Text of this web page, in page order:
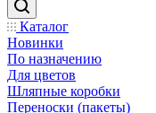
Каталог
Новинки
По назначению
Для цветов
Шляпные коробки
Переноски (пакеты)